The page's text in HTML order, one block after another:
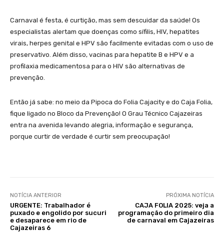
Carnaval é festa, é curtição, mas sem descuidar da saúde! Os
especialistas alertam que doenças como sífilis, HIV, hepatites
virais, herpes genital e HPV são facilmente evitadas com o uso de
preservativo. Além disso, vacinas para hepatite B e HPV e a
profilaxia medicamentosa para o HIV são alternativas de
prevenção.
Então já sabe: no meio da Pipoca do Folia Cajacity e do Caja Folia,
fique ligado no Bloco da Prevenção! O Grau Técnico Cajazeiras
entra na avenida levando alegria, informação e segurança,
porque curtir de verdade é curtir sem preocupação!
NOTÍCIA ANTERIOR
URGENTE: Trabalhador é
puxado e engolido por sucuri
e desaparece em rio de
Cajazeiras 6
PRÓXIMA NOTÍCIA
CAJA FOLIA 2025: veja a
programação do primeiro dia
de carnaval em Cajazeiras